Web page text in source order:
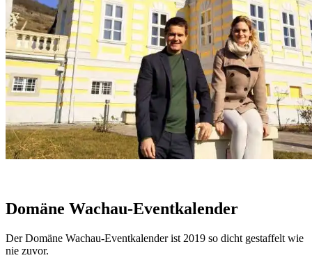
Domäne Wachau-Eventkalender
Der Domäne Wachau-Eventkalender ist 2019 so dicht gestaffelt wie
nie zuvor.